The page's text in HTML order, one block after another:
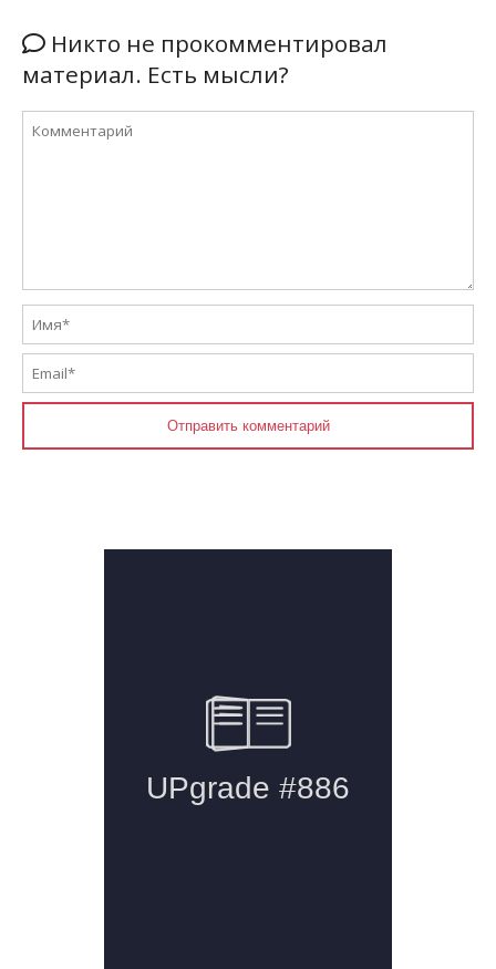
Никто не прокомментировал
материал. Есть мысли?